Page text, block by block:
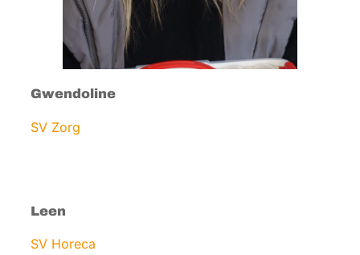
Gwendoline
SV Zorg
Leen
SV Horeca